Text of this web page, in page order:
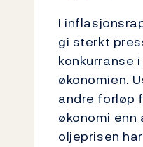
I
gi sterkt
konkurranse
økonomien.
andre forløp
økonomi
oljeprisen